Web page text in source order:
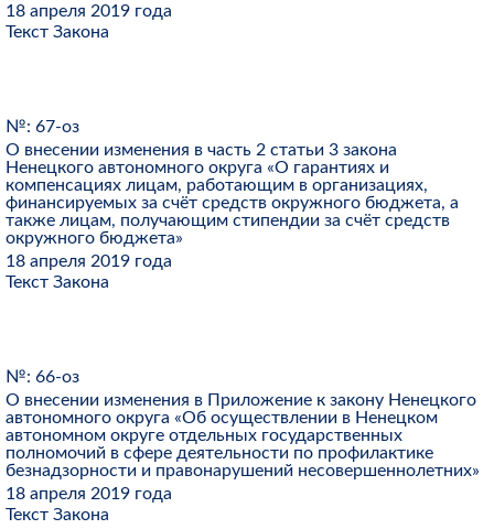
18 апреля 2019 года
Текст Закона
№: 67-оз
О внесении изменения в часть 2 статьи 3 закона
Ненецкого автономного округа «О гарантиях и
компенсациях лицам, работающим в организациях,
финансируемых за счёт средств окружного бюджета, а
также лицам, получающим стипендии за счёт средств
окружного бюджета»
18 апреля 2019 года
Текст Закона
№: 66-оз
О внесении изменения в Приложение к закону Ненецкого
автономного округа «Об осуществлении в Ненецком
автономном округе отдельных государственных
полномочий в сфере деятельности по профилактике
безнадзорности и правонарушений несовершеннолетних»
18 апреля 2019 года
Текст Закона